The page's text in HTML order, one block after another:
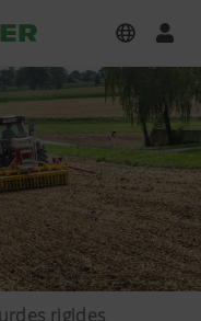
rigides